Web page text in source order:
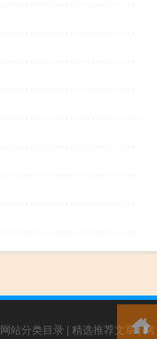
网站分类目录 | 精选推荐文章 |网